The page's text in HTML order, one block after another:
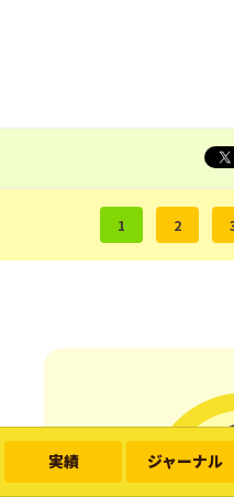
実績 ジャーナル
1 2